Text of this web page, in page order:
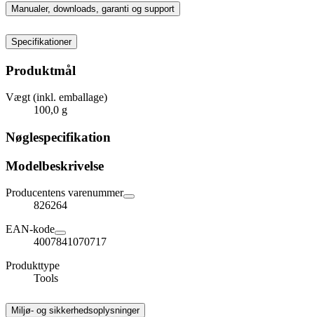
Manualer, downloads, garanti og support
Specifikationer
Produktmål
Vægt (inkl. emballage)
100,0 g
Nøglespecifikation
Modelbeskrivelse
Producentens varenummer
826264
EAN-kode
4007841070717
Produkttype
Tools
Miljø- og sikkerhedsoplysninger